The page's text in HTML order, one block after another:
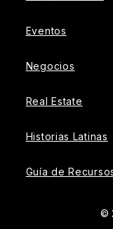
Eventos
Negocios
Real Estate
Historias Latinas
Guía de
©